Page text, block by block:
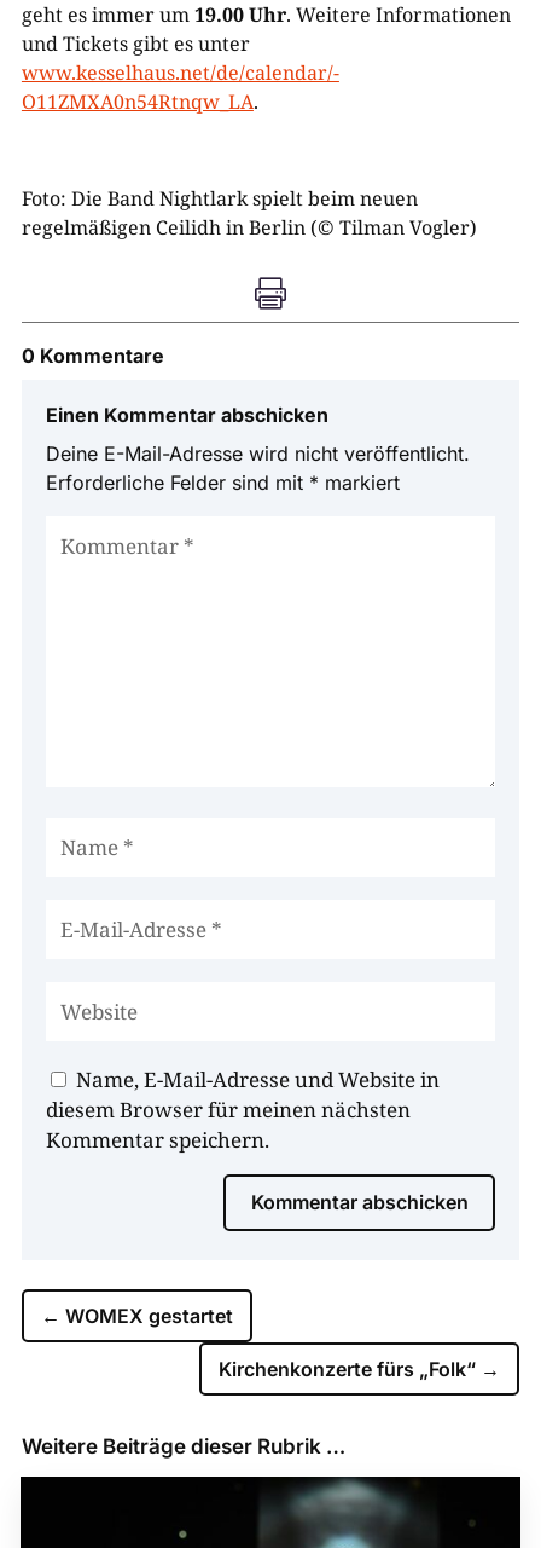
geht es immer um19.00 Uhr. Weitere Informationen
und Tickets gibt es unter
www.kesselhaus.net/de/calendar/-
O11ZMXA0n54Rtnqw_LA.
Foto: Die Band Nightlark spielt beim neuen
regelmäßigen Ceilidh in Berlin (© Tilman Vogler)

0 Kommentare
Einen Kommentar abschicken
Deine E-Mail-Adresse wird nicht veröffentlicht.
Erforderliche Felder sind mit * markiert
Name, E-Mail-Adresse und Website in
diesem Browser für meinen nächsten
Kommentar speichern.
Kommentar abschicken
← WOMEX gestartet
Kirchenkonzerte fürs „Folk“ →
Weitere Beiträge dieser Rubrik …